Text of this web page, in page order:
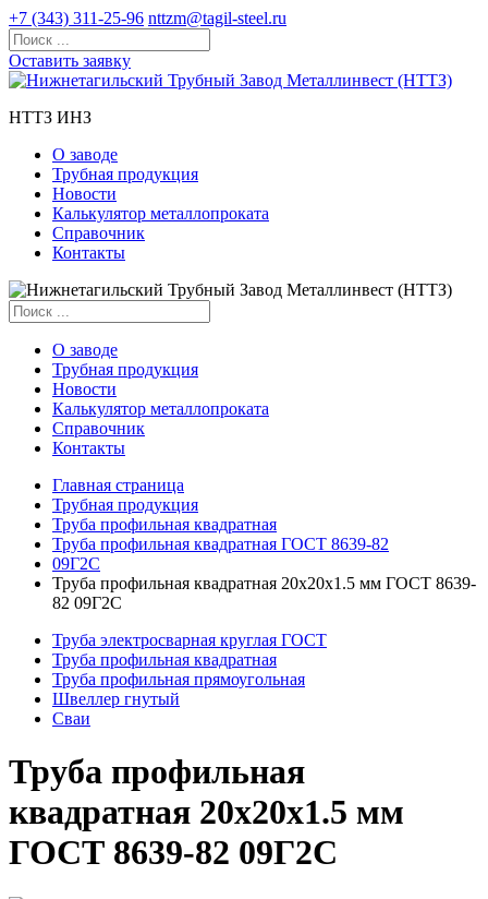
+7 (343) 311-25-96 nttzm@tagil-steel.ru
Оставить заявку
НТТЗ ИНЗ
О заводе
Трубная продукция
Новости
Калькулятор металлопроката
Справочник
Контакты
О заводе
Трубная продукция
Новости
Калькулятор металлопроката
Справочник
Контакты
Главная страница
Трубная продукция
Труба профильная квадратная
Труба профильная квадратная ГОСТ 8639-82
09Г2С
Труба профильная квадратная 20x20x1.5 мм ГОСТ 8639-
82 09Г2С
Труба электросварная круглая ГОСТ
Труба профильная квадратная
Труба профильная прямоугольная
Швеллер гнутый
Сваи
Труба профильная
квадратная 20x20x1.5 мм
ГОСТ 8639-82 09Г2С